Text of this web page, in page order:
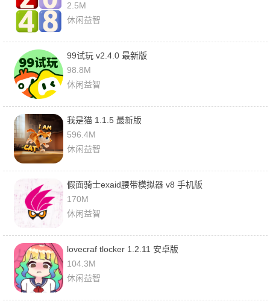
2.5M
休闲益智
99试玩 v2.4.0 最新版
98.8M
休闲益智
我是猫 1.1.5 最新版
596.4M
休闲益智
假面骑士exaid腰带模拟器 v8 手机版
170M
休闲益智
lovecraf tlocker 1.2.11 安卓版
104.3M
休闲益智